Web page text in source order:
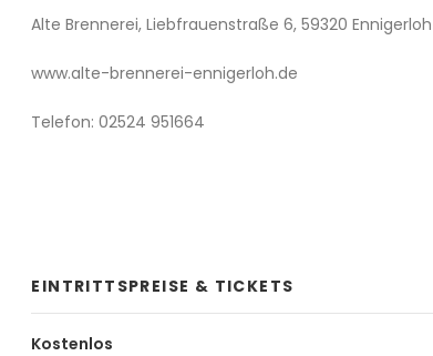
Alte Brennerei, Liebfrauenstraße 6, 59320 Ennigerloh
www.alte-brennerei-ennigerloh.de
Telefon: 02524 951664
EINTRITTSPREISE & TICKETS
Kostenlos